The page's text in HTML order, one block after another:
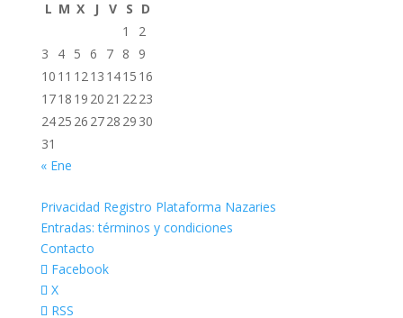
L M X J V S D
1
2
3
4 5 6 7 8
9
10 11 1213 1415 16
1718 19 20 21 2223
2425 26 2728 29 30
31
« Ene
Privacidad Registro Plataforma Nazaries
Entradas: términos y condiciones
Contacto
Facebook
X
RSS